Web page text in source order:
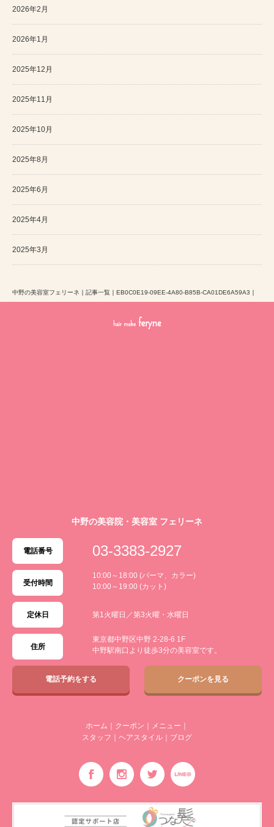
2026年2月
2026年1月
2025年12月
2025年11月
2025年10月
2025年8月
2025年6月
2025年4月
2025年3月
中野の美容室フェリーネ ｜ 記事一覧 ｜ EB0C0E19-09EE-4A80-B85B-CA01DE6A59A3 ｜
中野の美容院・美容室 フェリーネ
電話番号 03-3383-2927
受付時間
10:00～18:00 (パーマ、カラー)
10:00～19:00 (カット)
定休日 第1火曜日／第3火曜・水曜日
住所
東京都中野区中野 2-28-6 1F
中野駅南口より徒歩3分の美容室です。
電話予約をする クーポンを見る
ホーム クーポン メニュー
スタッフ
ヘアスタイル ブログ